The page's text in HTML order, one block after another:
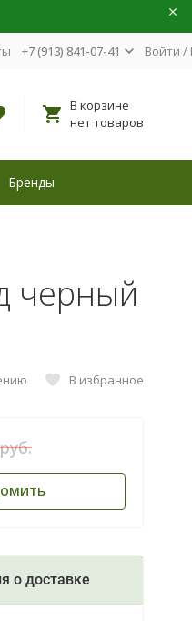
+7 (913) 841-07-41 Войти /
В корзине
нет товаров
Бренды
черный
В избранное
о доставке